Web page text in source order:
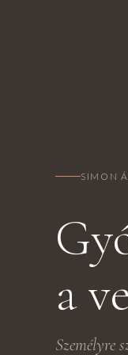
SIMON
a
Személyre